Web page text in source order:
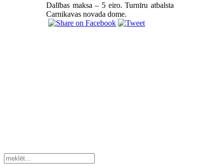
Dalības maksa – 5 eiro. Turnīru atbalsta
Carnikavas novada dome.